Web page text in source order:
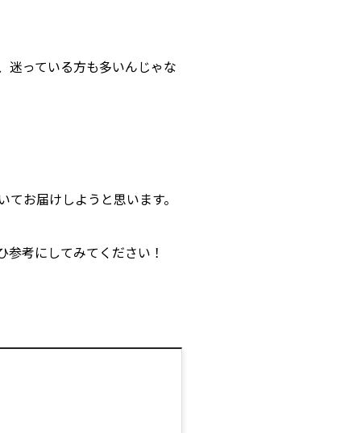
迷っている方も多いんじゃな
てお届けしようと思います。
考にしてみてください！